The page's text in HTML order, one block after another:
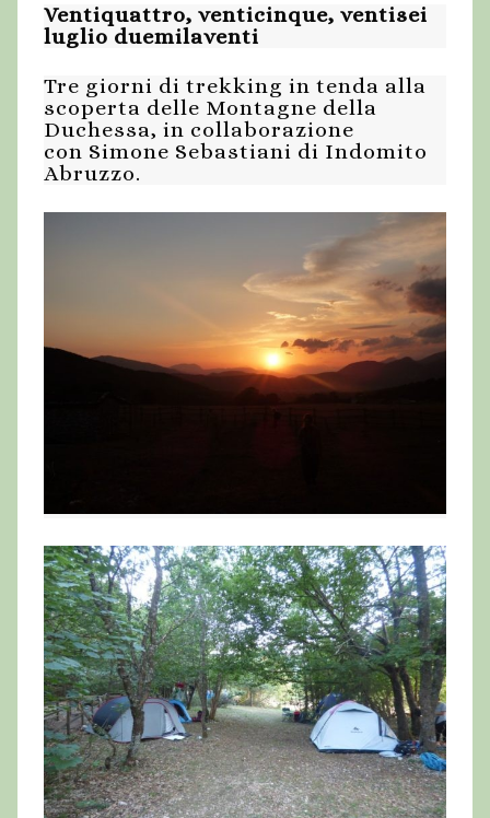
Ventiquattro, venticinque, ventisei
luglio duemilaventi
Tre giorni di trekking in tenda alla
scoperta delle Montagne della
Duchessa, in collaborazione
con Simone Sebastiani di Indomito
Abruzzo.